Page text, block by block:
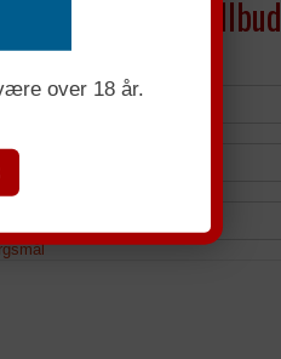
over 18 år.
uforpligtende tllbud